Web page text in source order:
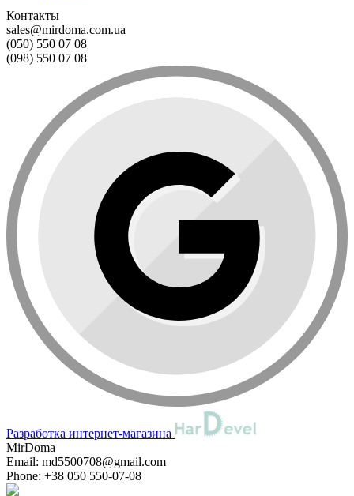
Контакты
sales@mirdoma.com.ua
(050) 550 07 08
(098) 550 07 08
Разработка интернет-магазина
MirDoma
Email: md5500708@gmail.com
Phone: +38 050 550-07-08